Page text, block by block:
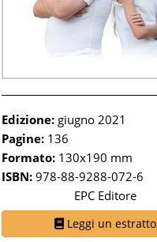
Edizione: giugno 2021
Pagine: 136
Formato: 130x190 mm
ISBN: 978-88-9288-072-6
EPC Editore
Leggi un estratto